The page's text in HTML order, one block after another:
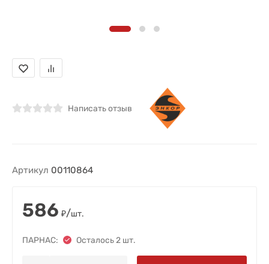
Написать отзыв
Артикул 00110864
586 ₽/шт.
ПАРНАС: Осталось 2 шт.